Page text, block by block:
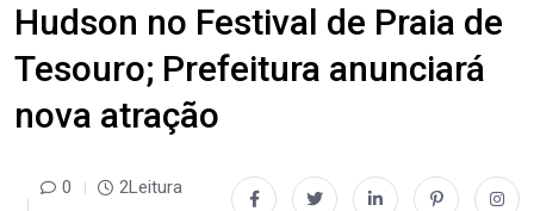
Hudson no Festival de Praia de
Tesouro; Prefeitura anunciará
nova atração
0 2Leitura